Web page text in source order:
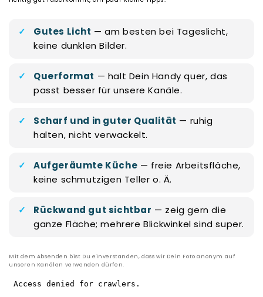
Gutes Licht — am besten bei Tageslicht,
keine dunklen Bilder.
Querformat — halt Dein Handy quer, das
passt besser für unsere Kanäle.
Scharf und in guter Qualität — ruhig
halten, nicht verwackelt.
Aufgeräumte Küche — freie Arbeitsfläche,
keine schmutzigen Teller o. Ä.
Rückwand gut sichtbar — zeig gern die
ganze Fläche; mehrere Blickwinkel sind super.
Mit dem Absenden bist Du einverstanden, dass wir Dein Foto anonym auf
unseren Kanälen verwenden dürfen.